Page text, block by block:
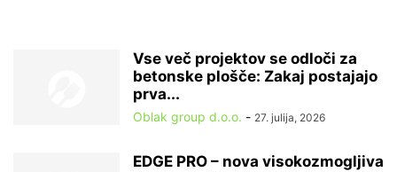
Vse več projektov se odloči za
betonske plošče: Zakaj postajajo
prva...
Oblak group d.o.o. - 27. julija, 2026
EDGE PRO – nova visokozmogljiva